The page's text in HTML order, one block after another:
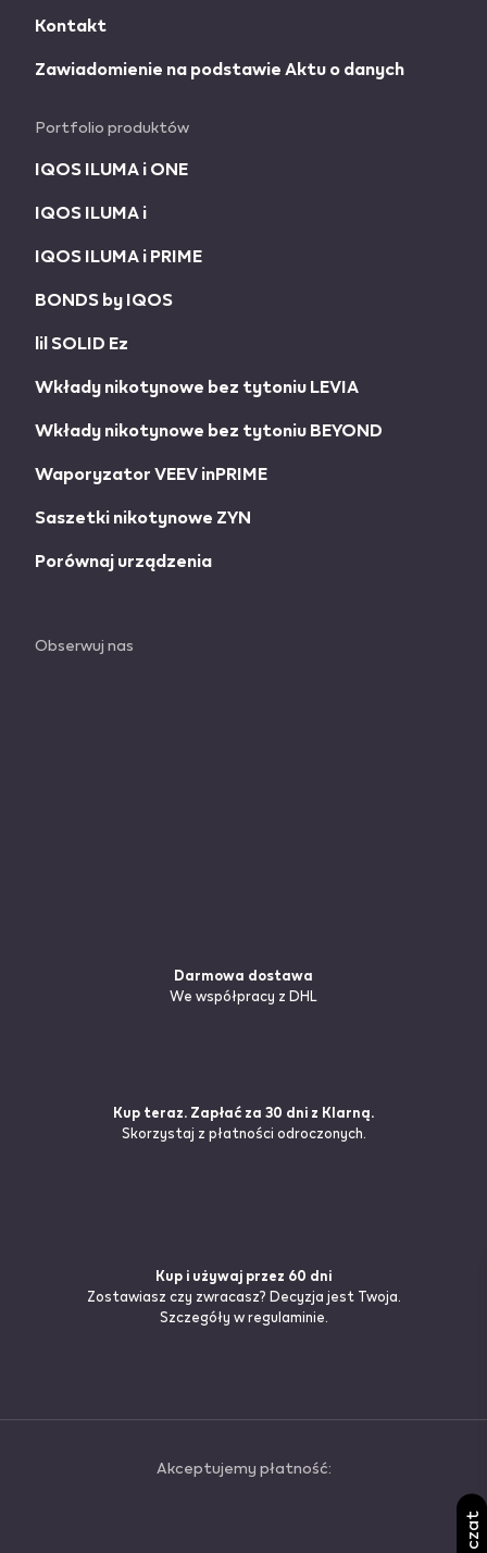
Kontakt
Zawiadomienie na podstawie Aktu o danych
Portfolio produktów
IQOS ILUMA i ONE
IQOS ILUMA i
IQOS ILUMA i PRIME
BONDS by IQOS
lil SOLID Ez
Wkłady nikotynowe bez tytoniu LEVIA
Wkłady nikotynowe bez tytoniu BEYOND
Waporyzator VEEV inPRIME
Saszetki nikotynowe ZYN
Porównaj urządzenia
Obserwuj nas
Darmowa dostawa
We współpracy z DHL
Kup teraz. Zapłać za 30 dni z Klarną.
Skorzystaj z płatności odroczonych.
Kup i używaj przez 60 dni
Zostawiasz czy zwracasz? Decyzja jest Twoja.
Szczegóły w regulaminie.
Akceptujemy płatność: